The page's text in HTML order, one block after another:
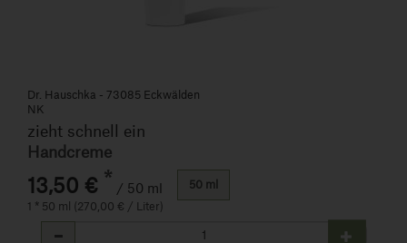
Dr. Hauschka - 73085 Eckwälden
NK
zieht schnell ein
Handcreme
13,50 € * / 50 ml
1 * 50 ml (270,00 € / Liter)
50 ml
Anzahl